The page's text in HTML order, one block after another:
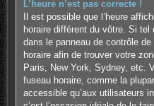
L’heure n’est pas correcte !
Il est possible que l’heure
horaire différent du vôtre. Si
dans le panneau de contrôle
horaire afin de trouver votre
Paris, New York, Sydney, etc.
fuseau horaire, comme la
accessible qu’aux utilisateurs